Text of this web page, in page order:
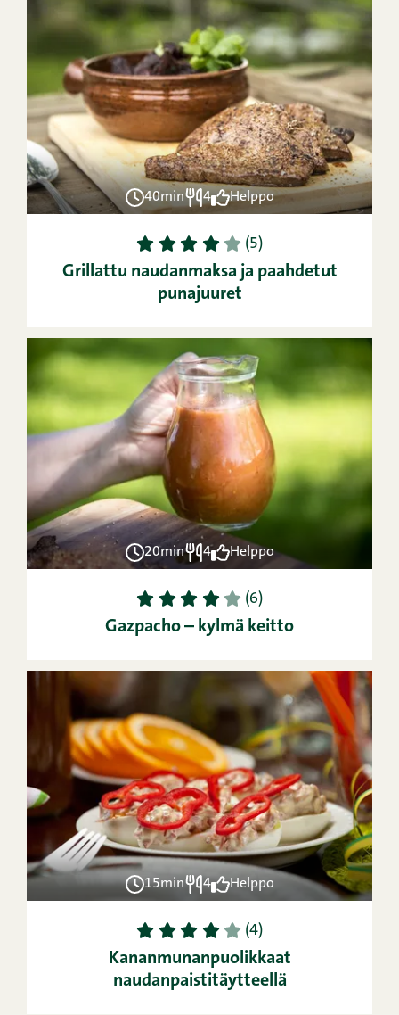
40min 4 Helppo
1 2 3 4 5 (5)
Grillattu naudanmaksa ja paahdetut
punajuuret
20min 4 Helppo
1 2 3 4 5 (6)
Gazpacho – kylmä keitto
15min 4 Helppo
1 2 3 4 5 (4)
Kananmunanpuolikkaat
naudanpaistitäytteellä